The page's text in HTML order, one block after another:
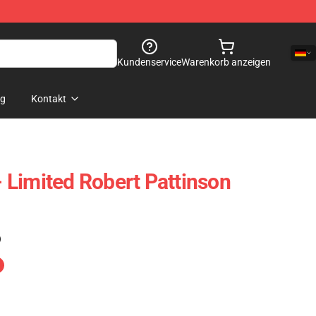
KundenserviceWarenkorb anzeigen
Kontakt
Robert Pattinson